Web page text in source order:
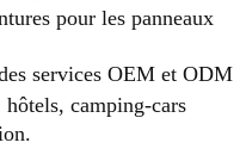
pour les panneaux
services OEM et ODM
camping-cars